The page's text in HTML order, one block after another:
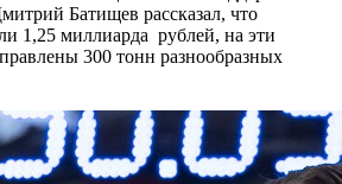
Батищев рассказал, что
1,25 миллиарда рублей, на эти
300 тонн разнообразных